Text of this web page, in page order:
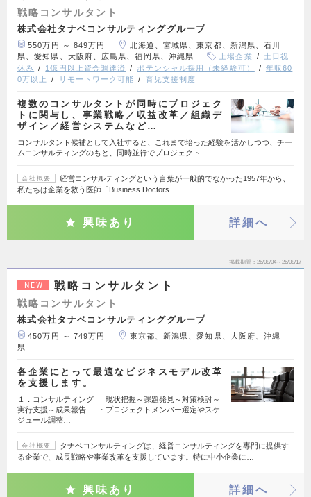
戦略コンサルタント
株式会社タナベコンサルティンググループ
550万円 ～ 849万円
北海道、宮城県、東京都、新潟県、石川
県、愛知県、大阪府、広島県、福岡県、沖縄県
上場企業
土日祝
休み
1億円以上資金調達済 ポテンシャル採用（未経験可）
年収60
0万以上
リモートワーク可能 育児支援制度
複数のコンサルタントが同時にプロジェク
トに関与し、事業戦略／収益改革／組織デ
ザイン／経営システムなど…
コンサルタント候補として入社すると、これまで培った経験を活かしつつ、チー
ムコンサルティングのもと、同時並行でプロジェクト…
会社概要
経営コンサルティングという言葉が一般的でなかった1957年から、
私たちは企業を救う医師「Business Doctors…
興味あり 詳細へ
掲載期間 26/08/04～26/08/17
NEW 戦略コンサルタント
戦略コンサルタント
株式会社タナベコンサルティンググループ
450万円 ～ 749万円
東京都、新潟県、愛知県、大阪府、沖縄
県
各企業にとって最適なビジネスモデル改革
を支援します。
１．コンサルティング 現状把握～課題発見～対策検討～
実行支援～成果報告 ・プロジェクトメンバー選定やスケ
ジュール調整…
会社概要
タナベコンサルティングは、経営コンサルティングを専門に提供す
る企業で、成長戦略や事業改革を支援しています。特に中小企業に…
興味あり 詳細へ